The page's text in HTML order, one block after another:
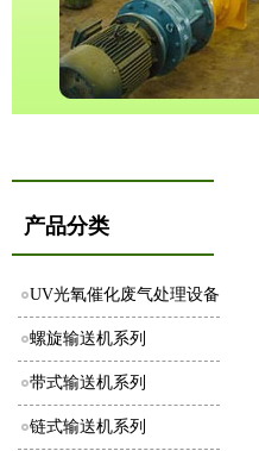
产品分类
UV光氧催化废气处理设备
螺旋输送机系列
带式输送机系列
链式输送机系列